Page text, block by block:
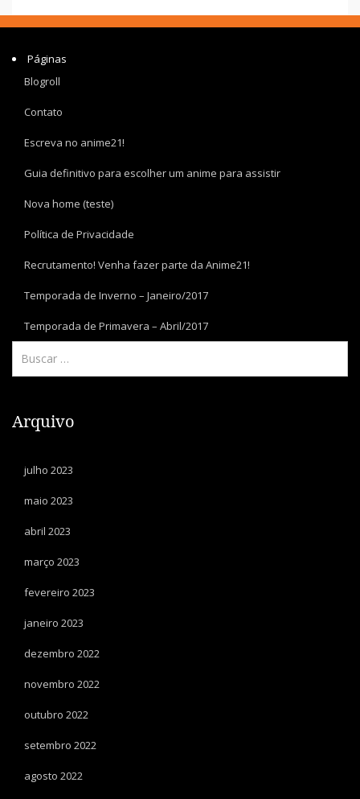
Páginas
Blogroll
Contato
Escreva no anime21!
Guia definitivo para escolher um anime para assistir
Nova home (teste)
Política de Privacidade
Recrutamento! Venha fazer parte da Anime21!
Temporada de Inverno – Janeiro/2017
Temporada de Primavera – Abril/2017
Arquivo
julho 2023
maio 2023
abril 2023
março 2023
fevereiro 2023
janeiro 2023
dezembro 2022
novembro 2022
outubro 2022
setembro 2022
agosto 2022